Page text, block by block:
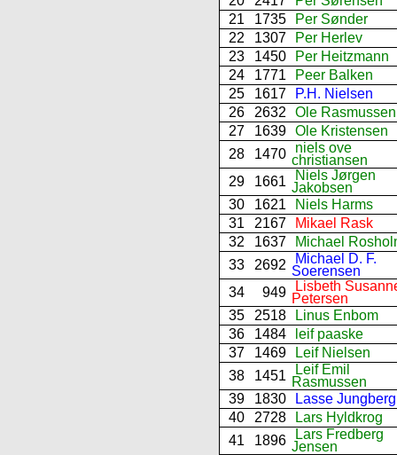
21
1735
Per Sønder
22
1307
Per Herlev
23
1450
Per Heitzmann
24
1771
Peer Balken
25
1617
P.H. Nielsen
26
2632
Ole Rasmussen
27
1639 Ole Kristensen
28
1470
niels ove
christiansen
29
1661
Niels Jørgen
Jakobsen
30
1621
Niels Harms
31
2167
Mikael Rask
32
1637
Michael
33
2692
Michael D. F.
Soerensen
34
949
Lisbeth
Petersen
35
2518
Linus Enbom
36
1484
leif paaske
37
1469
Leif Nielsen
38
1451
Leif Emil
Rasmussen
39
1830
Lasse Jungberg
40
2728
Lars Hyldkrog
41
1896
Lars Fredberg
Jensen